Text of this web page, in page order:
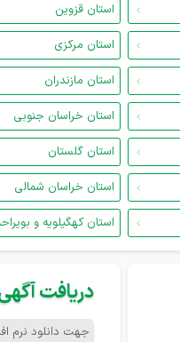
استان قزوین
استان مرکزی
استان مازندران
استان خراسان جنوبی
استان گلستان
استان خراسان شمالی
استان کهگیلویه و
دریافت
جهت دانلود نرم